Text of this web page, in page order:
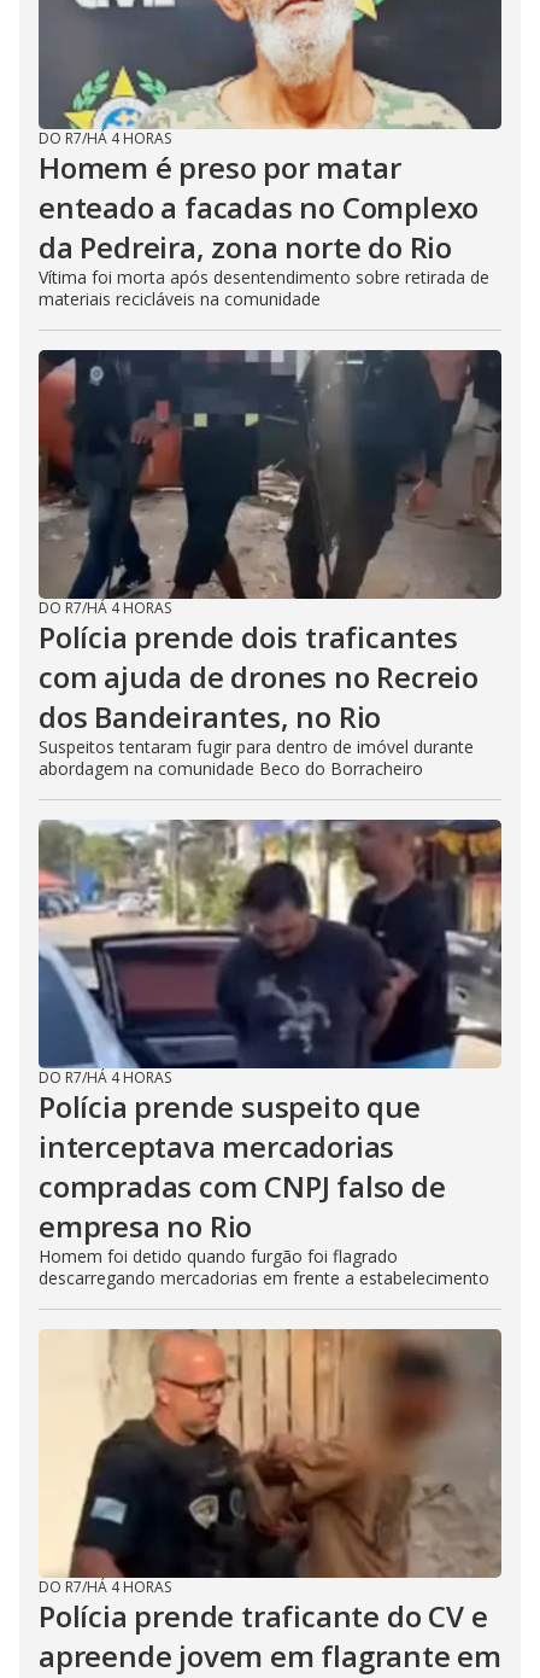
DO R7/HÁ 4 HORAS
Homem é preso por matar
enteado a facadas no Complexo
da Pedreira, zona norte do Rio
Vítima foi morta após desentendimento sobre retirada de
materiais recicláveis na comunidade
DO R7/HÁ 4 HORAS
Polícia prende dois traficantes
com ajuda de drones no Recreio
dos Bandeirantes, no Rio
Suspeitos tentaram fugir para dentro de imóvel durante
abordagem na comunidade Beco do Borracheiro
DO R7/HÁ 4 HORAS
Polícia prende suspeito que
interceptava mercadorias
compradas com CNPJ falso de
empresa no Rio
Homem foi detido quando furgão foi flagrado
descarregando mercadorias em frente a estabelecimento
DO R7/HÁ 4 HORAS
Polícia prende traficante do CV e
apreende jovem em flagrante em